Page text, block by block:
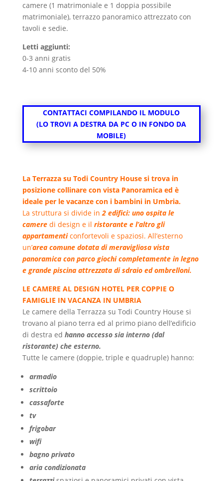
camere (1 matrimoniale e 1 doppia possibile
matrimoniale), terrazzo panoramico attrezzato con
tavoli e sedie.
Letti aggiunti:
0-3 anni gratis
4-10 anni sconto del 50%
CONTATTACI COMPILANDO IL MODULO
(LO TROVI A DESTRA DA PC O IN FONDO DA
MOBILE)
La Terrazza su Todi Country House si trova in
posizione collinare con vista Panoramica ed è
ideale per le vacanze con i bambini in Umbria.
La struttura si divide in2 edifici: uno ospita le
cameredi design e il ristorante e l’altro gli
appartamenti confortevoli e spaziosi. All’esterno
un’area comune dotata di meravigliosa vista
panoramica con parco giochi completamente in legno
e grande piscina attrezzata di sdraio ed ombrelloni.
LE CAMERE AL DESIGN HOTEL PER COPPIE O
FAMIGLIE IN VACANZA IN UMBRIA
Le camere della Terrazza su Todi Country House si
trovano al piano terra ed al primo piano dell’edificio
di destra ed hanno accesso sia interno (dal
ristorante) che esterno.
Tutte le camere (doppie, triple e quadruple) hanno:
armadio
scrittoio
cassaforte
tv
frigobar
wifi
bagno privato
aria condizionata